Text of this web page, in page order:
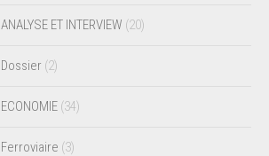
ANALYSE ET INTERVIEW (20)
Dossier (2)
ECONOMIE (34)
Ferroviaire (3)